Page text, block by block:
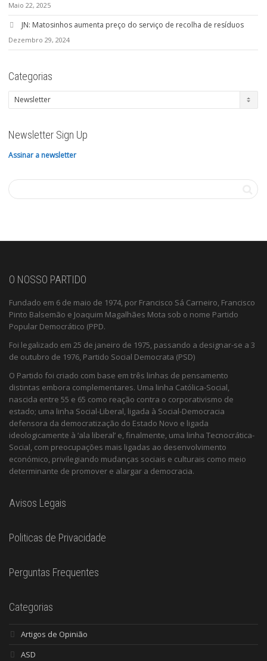
Maio 22, 2025
JN: Matosinhos aumenta preço do serviço de recolha de resíduos
Dezembro 29, 2024
Categorias
Categorias
Newsletter Sign Up
Assinar a newsletter
O NOSSO PARTIDO
Fundado em 6 de maio de 1974, por Francisco Sá Carneiro, Francisco
Pinto Balsemão e Joaquim Magalhães Mota sob o nome Partido
Popular Democrático (PPD.
Foi legalizado em 25 de janeiro de 1975, passando a designar-se a 3
de outubro de 1976, Partido Social Democrata (PSD)
O Partido foi criado com base em três linhas de pensamento
distintas embora complementares. Uma linha Católica-Social,
nascida entre 55 e 65 como reação contra o corporativismo de
estado; uma linha Social-Liberal, ligada à Social-Democracia
defensora da democratização do Estado Novo e ligada
ideologicamente à ‘ala liberal’ e, finalmente, uma linha Tecnocrática-
Social, com preocupações mais ligadas ao desenvolvimento
económico, privilegiando mudanças sociais e culturais como meio
determinante de promover e alargar a democracia.
Avisos Legais
Politicas de Privacidade
Perguntas Frequentes
Categorias
Artigos de Opinião
ASD